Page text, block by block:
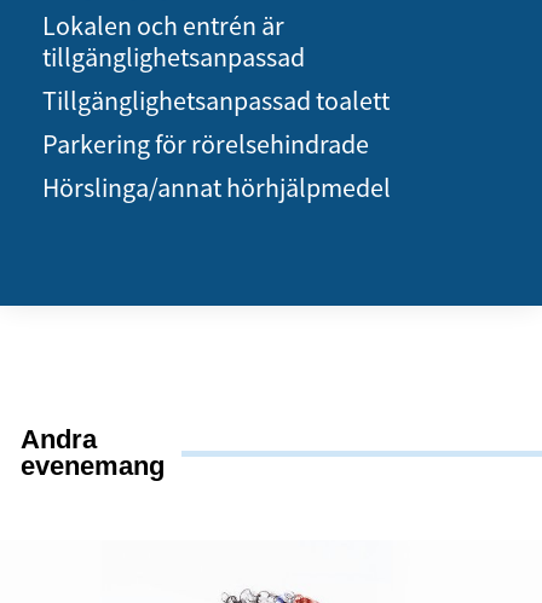
Lokalen och entrén är
tillgänglighetsanpassad
Tillgänglighetsanpassad toalett
Parkering för rörelsehindrade
Hörslinga/annat hörhjälpmedel
Andra
evenemang